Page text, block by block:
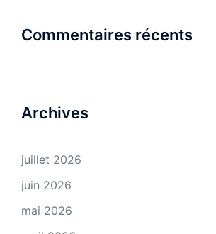
Commentaires récents
Archives
juillet 2026
juin 2026
mai 2026